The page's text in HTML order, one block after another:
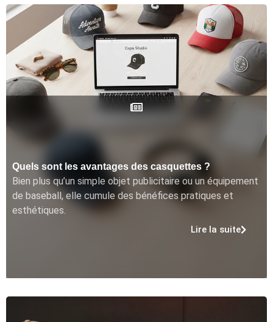
Quels sont les avantages des casquettes ?
Bien plus qu’un simple objet publicitaire ou un équipement
de baseball, elle cumule des bénéfices pratiques et
esthétiques.
Lire la suite